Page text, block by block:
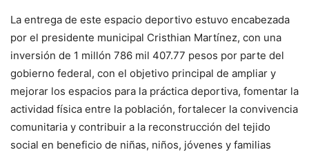
La entrega de este espacio deportivo estuvo encabezada
por el presidente municipal Cristhian Martínez, con una
inversión de 1 millón 786 mil 407.77 pesos por parte del
gobierno federal, con el objetivo principal de ampliar y
mejorar los espacios para la práctica deportiva, fomentar la
actividad física entre la población, fortalecer la convivencia
comunitaria y contribuir a la reconstrucción del tejido
social en beneficio de niñas, niños, jóvenes y familias